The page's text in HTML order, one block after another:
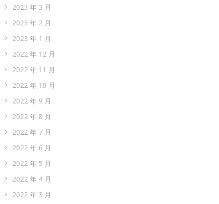
2023 年 3 月
2023 年 2 月
2023 年 1 月
2022 年 12 月
2022 年 11 月
2022 年 10 月
2022 年 9 月
2022 年 8 月
2022 年 7 月
2022 年 6 月
2022 年 5 月
2022 年 4 月
2022 年 3 月